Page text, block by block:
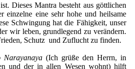
Dieses Mantra besteht aus göttlichen
einzelne eine sehr hohe und heilsame
Schwingung hat die Fähigkeit, unser
wir leben, grundlegend zu verändern.
Schutz und Zuflucht zu finden.
Narayanaya (Ich grüße den Herrn, in
und der in allen Wesen wohnt) hilft